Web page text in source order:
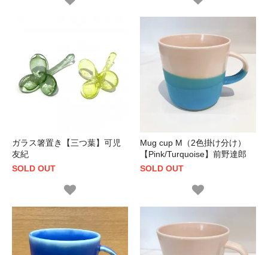
ガラス箸置き【三つ葉】可児
友紀
SOLD OUT
Mug cup M（2色掛け分け）
【Pink/Turquoise】前野達郎
SOLD OUT